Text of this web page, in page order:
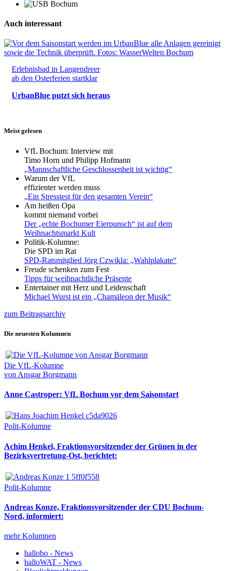
Auch interessant
Erlebnisbad in Langendreer
ab den Osterferien startklar
UrbanBlue putzt sich heraus
Meist gelesen
VfL Bochum: Interview mit
Timo Horn und Philipp Hofmann
„Mannschaftliche Geschlossenheit ist wichtig“
Warum der VfL
effizienter werden muss
„Ein Stresstest für den gesamten Verein“
Am heißen Opa
kommt niemand vorbei
Der „echte Bochumer Eierpunsch“ ist auf dem
Weihnachtsmarkt Kult
Politik-Kolumne:
Die SPD im Rat
SPD-Ratsmitglied Jörg Czwikla: „Wahlplakate“
Freude schenken zum Fest
Tipps für weihnachtliche Präsente
Entertainer mit Herz und Leidenschaft
Michael Wurst ist ein „Chamäleon der Musik“
zum Beitragsarchiv
Die neuesten Kolumnen
Die VfL-Kolumne
von Ansgar Borgmann
Anne Castroper: VfL Bochum vor dem Saisonstart
Polit-Kolumne
Achim Henkel, Fraktionsvorsitzender der Grünen in der
Bezirksvertretung-Ost, berichtet:
Polit-Kolumne
Andreas Konze, Fraktionsvorsitzender der CDU Bochum-
Nord, informiert:
mehr Kolumnen
hallobo - News
halloWAT - News